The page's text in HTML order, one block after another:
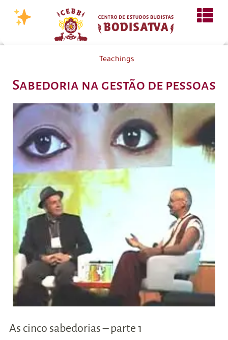
Teachings
Sabedoria na gestão de pessoas
As cinco sabedorias – parte 1